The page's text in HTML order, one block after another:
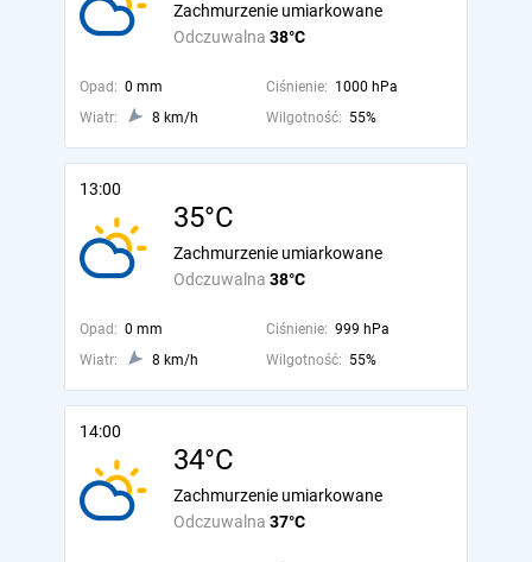
Odczuwalna 38°C
Zachmurzenie umiarkowane
Opad: 0 mm Ciśnienie: 1000 hPa
Wiatr:
8 km/h Wilgotność: 55%
13:00
35°C
Odczuwalna 38°C
Zachmurzenie umiarkowane
Opad: 0 mm Ciśnienie: 999 hPa
Wiatr:
8 km/h Wilgotność: 55%
14:00
34°C
Odczuwalna 37°C
Zachmurzenie umiarkowane